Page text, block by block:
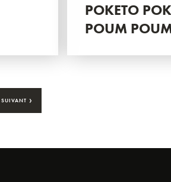
POKETO
POUM
SUIVANT ›